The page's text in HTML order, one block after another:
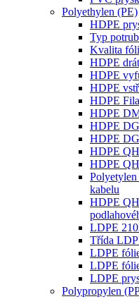
Polyethylen (PE)
HDPE
Typ
Kvalita
HDPE
HDPE
HDPE
HDPE
HDPE
HDPE
HDPE
HDPE
HDPE
kabelu
HDPE
LDPE
Třída
LDPE
LDPE
LDPE
Polypropylen